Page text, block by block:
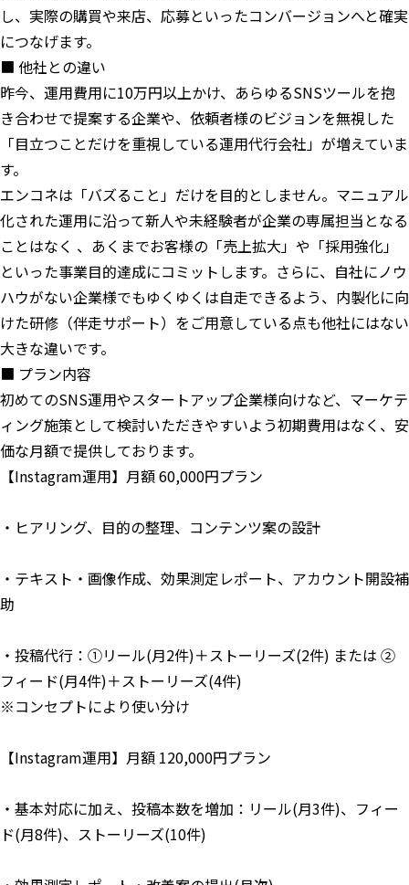
し、実際の購買や来店、応募といったコンバージョンへと確実
につなげます。
■ 他社との違い
昨今、運用費用に10万円以上かけ、あらゆるSNSツールを抱
き合わせで提案する企業や、依頼者様のビジョンを無視した
「目立つことだけを重視している運用代行会社」が増えていま
す。
エンコネは「バズること」だけを目的としません。マニュアル
化された運用に沿って新人や未経験者が企業の専属担当となる
ことはなく 、あくまでお客様の「売上拡大」や「採用強化」
といった事業目的達成にコミットします。さらに、自社にノウ
ハウがない企業様でもゆくゆくは自走できるよう、内製化に向
けた研修（伴走サポート）をご用意している点も他社にはない
大きな違いです。
■ プラン内容
初めてのSNS運用やスタートアップ企業様向けなど、マーケテ
ィング施策として検討いただきやすいよう初期費用はなく、安
価な月額で提供しております。
【Instagram運用】月額 60,000円プラン
・ヒアリング、目的の整理、コンテンツ案の設計
・テキスト・画像作成、効果測定レポート、アカウント開設補
助
・投稿代行：①リール(月2件)＋ストーリーズ(2件) または ②
フィード(月4件)＋ストーリーズ(4件)
※コンセプトにより使い分け
【Instagram運用】月額 120,000円プラン
・基本対応に加え、投稿本数を増加：リール(月3件)、フィー
ド(月8件)、ストーリーズ(10件)